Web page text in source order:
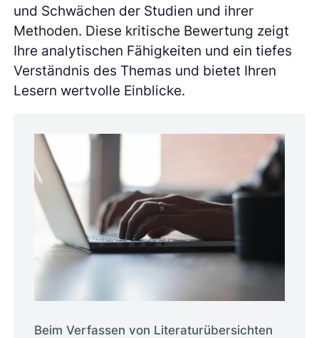
und Schwächen der Studien und ihrer
Methoden. Diese kritische Bewertung zeigt
Ihre analytischen Fähigkeiten und ein tiefes
Verständnis des Themas und bietet Ihren
Lesern wertvolle Einblicke.
Beim Verfassen von Literaturübersichten